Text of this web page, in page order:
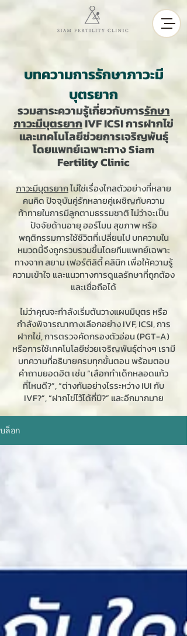
บทความการรักษาภาวะมี
บุตรยาก
รวมสาระความรู้เกี่ยวกับการรักษา
ภาวะมีบุตรยากIVF ICSI การฝากไข่
และเทคโนโลยีช่วยการเจริญพันธุ์
โดยแพทย์เฉพาะทาง Siam
Fertility Clinic
ภาวะมีบุตรยากไม่ใช่เรื่องไกลตัวอย่างที่หลาย
คนคิด ปัจจุบันคู่รักหลายคู่เผชิญกับความ
ท้าทายในการมีลูกตามธรรมชาติ ไม่ว่าจะเป็น
ปัจจัยด้านอายุ ฮอร์โมน สุขภาพ หรือ
พฤติกรรมการใช้ชีวิตที่เปลี่ยนไป บทความใน
หมวดนี้จึงถูกรวบรวมขึ้นโดยทีมแพทย์เฉพาะ
ทางจาก สยาม เฟอร์ติลิตี้ คลินิก เพื่อให้ความรู้
ความเข้าใจ และแนวทางการดูแลรักษาที่ถูกต้อง
และเชื่อถือได้
ไม่ว่าคุณจะกำลังเริ่มต้นวางแผนมีบุตร หรือ
กำลังพิจารณาทางเลือกอย่าง IVF, ICSI, การ
ฝากไข่, การตรวจคัดกรองตัวอ่อน (PGT-A)
หรือการใช้เทคโนโลยีช่วยเจริญพันธุ์ต่างๆ เรามี
บทความที่อธิบายครบทุกขั้นตอน พร้อมตอบ
คำถามยอดฮิต เช่น “เลือกทำเด็กหลอดแก้ว
ที่ไหนดี?”, “ต่างกันอย่างไรระหว่าง IUI กับ
IVF?”, “ฝากไข่ไว้ได้กี่ปี?” และอีกมากมาย
บล็อก